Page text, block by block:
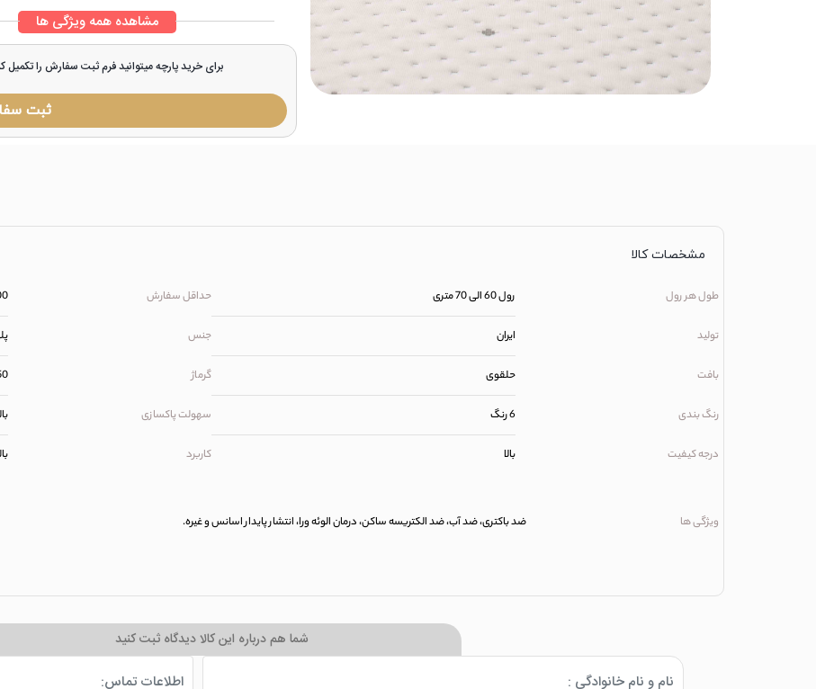
مشاهده همه ویژگی ها
برای خرید پارچه میتوانید فرم ثبت سفارش را
ثبت
مشخصات کالا
طول هر رول رول 60 الی 70 متری
تولید ایران
بافت حلقوی
رنگ بندی 6 رنگ
درجه کیفیت بالا
حداقل سفارش
جنس
گرماژ
سهولت پاکسازی
کاربرد
ویژگی ها ضد باکتری، ضد آب، ضد الکتریسه ساکن، درمان الوئه ورا، انتشار پایدار اسانس و غیره.
شما هم درباره این کالا دیدگاه ثبت کنید